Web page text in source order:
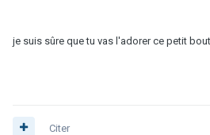
je suis sûre que tu vas l'adorer ce petit bout
Citer